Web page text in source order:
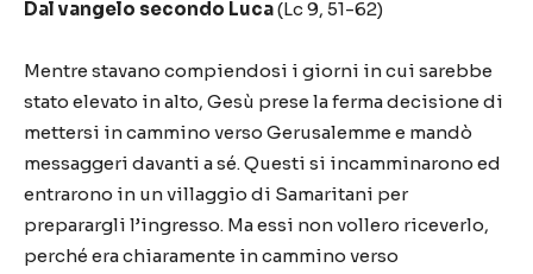
Dal vangelo secondo Luca(Lc 9, 51-62)
Mentre stavano compiendosi i giorni in cui sarebbe
stato elevato in alto, Gesù prese la ferma decisione di
mettersi in cammino verso Gerusalemme e mandò
messaggeri davanti a sé. Questi si incamminarono ed
entrarono in un villaggio di Samaritani per
preparargli l’ingresso. Ma essi non vollero riceverlo,
perché era chiaramente in cammino verso